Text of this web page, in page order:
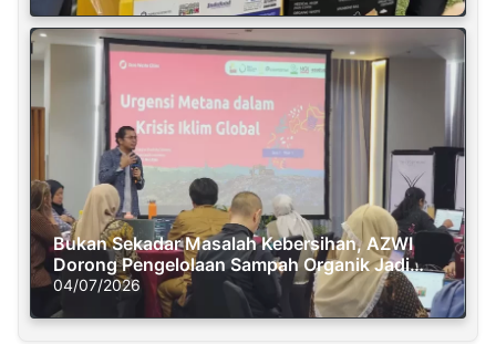
Bukan Sekadar Masalah Kebersihan, AZWI
Dorong Pengelolaan Sampah Organik Jadi
Solusi Krisis Iklim
04/07/2026